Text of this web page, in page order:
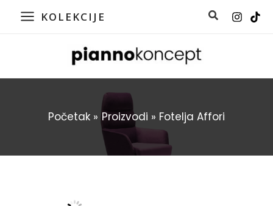
KOLEKCIJE
Početak Proizvodi Fotelja Affori